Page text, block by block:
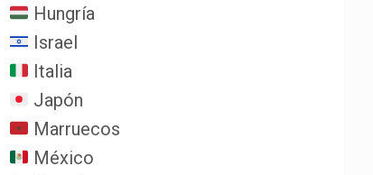
Hungría
Israel
Italia
Japón
Marruecos
México